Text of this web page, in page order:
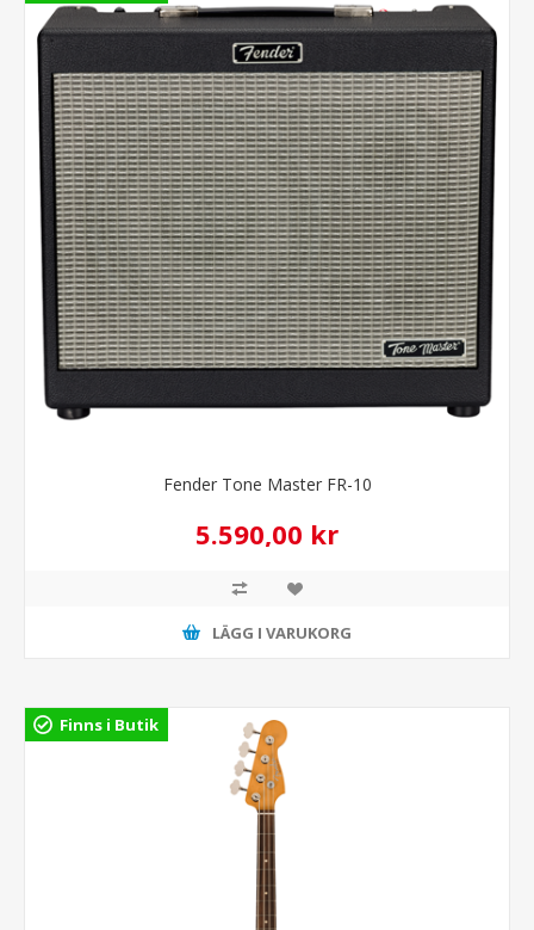
Fender Tone Master FR-10
5.590,00 kr
LÄGG I VARUKORG
Finns i Butik